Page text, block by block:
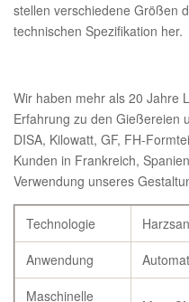
stellen verschiedene Größen
technischen Spezifikation her.
Wir haben mehr als 20 Jahre
Erfahrung zu den Gießereien
DISA, Kilowatt, GF, FH-
Kunden in Frankreich,
Verwendung unseres
Technologie
Anwendung
Maschinelle